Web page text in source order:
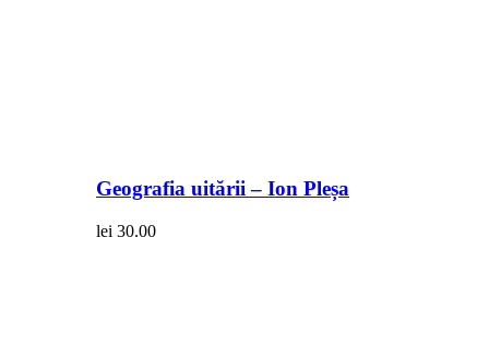
Geografia uitării – Ion Pleșa
lei 30.00